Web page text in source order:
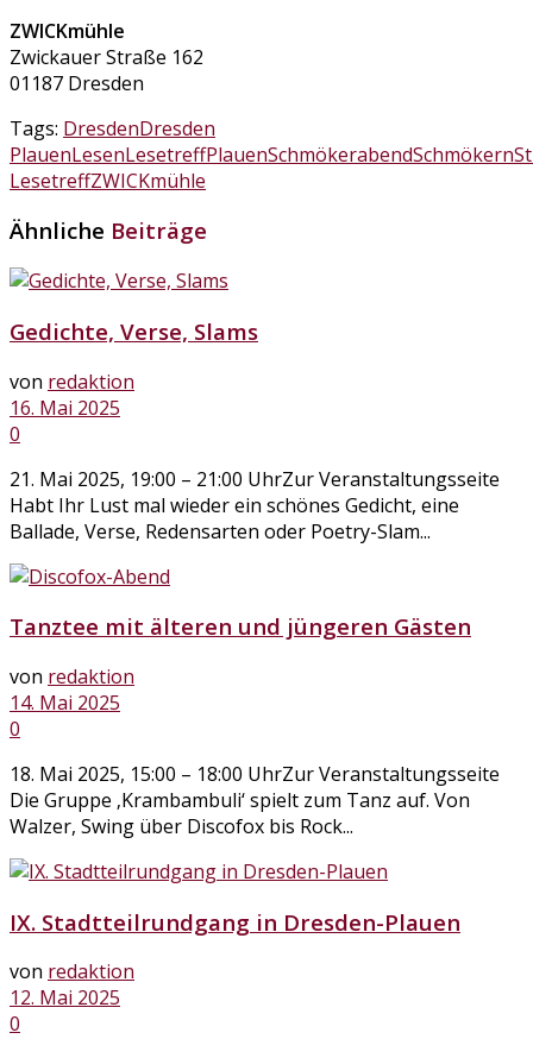
ZWICKmühle
Zwickauer Straße 162
01187 Dresden
Tags: DresdenDresden
PlauenLesenLesetreffPlauenSchmökerabendSchmökern
LesetreffZWICKmühle
Ähnliche Beiträge
Gedichte, Verse, Slams
von redaktion
16. Mai 2025
0
21. Mai 2025, 19:00 – 21:00 UhrZur Veranstaltungsseite
Habt Ihr Lust mal wieder ein schönes Gedicht, eine
Ballade, Verse, Redensarten oder Poetry-Slam...
Tanztee mit älteren und jüngeren Gästen
von redaktion
14. Mai 2025
0
18. Mai 2025, 15:00 – 18:00 UhrZur Veranstaltungsseite
Die Gruppe ‚Krambambuli‘ spielt zum Tanz auf. Von
Walzer, Swing über Discofox bis Rock...
IX. Stadtteilrundgang in Dresden-Plauen
von redaktion
12. Mai 2025
0